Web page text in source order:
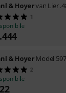
& Hoyervan Lier
1
& HoyerModel
2